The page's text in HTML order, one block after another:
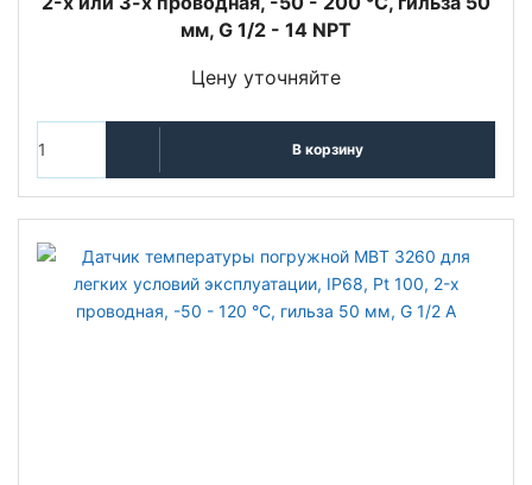
мм, G 1/2 - 14 NPT
Цену уточняйте
В корзину